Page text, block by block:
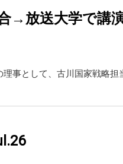
→放送大学で講
事として、古川国家戦略担